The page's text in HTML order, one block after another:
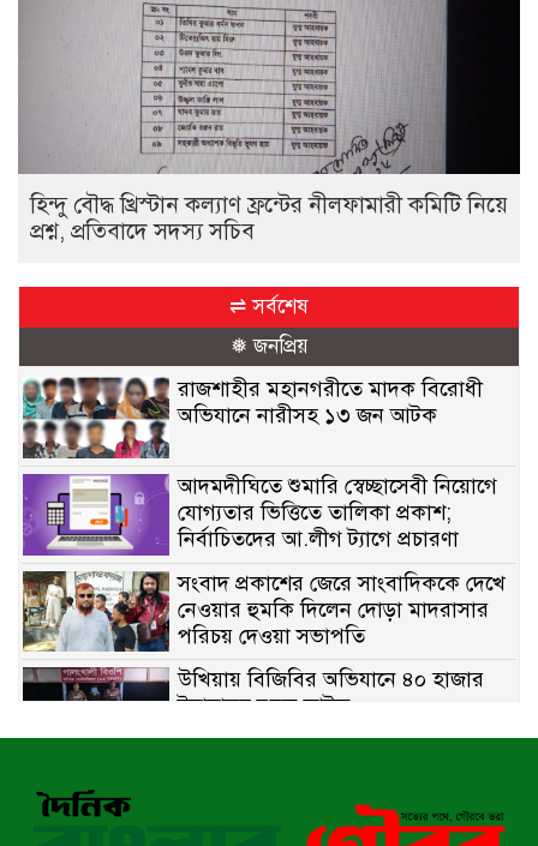
হিন্দু বৌদ্ধ খ্রিস্টান কল্যাণ ফ্রন্টের নীলফামারী কমিটি নিয়ে
প্রশ্ন, প্রতিবাদে সদস্য সচিব
⇌ সর্বশেষ
❅ জনপ্রিয়
রাজশাহীর মহানগরীতে মাদক বিরোধী
অভিযানে নারীসহ ১৩ জন আটক
আদমদীঘিতে শুমারি স্বেচ্ছাসেবী নিয়োগে
যোগ্যতার ভিত্তিতে তালিকা প্রকাশ;
নির্বাচিতদের আ.লীগ ট্যাগে প্রচারণা
সংবাদ প্রকাশের জেরে সাংবাদিককে দেখে
নেওয়ার হুমকি দিলেন দোড়া মাদরাসার
পরিচয় দেওয়া সভাপতি
উখিয়ায় বিজিবির অভিযানে ৪০ হাজার
ইয়াবাসহ যুবক আটক